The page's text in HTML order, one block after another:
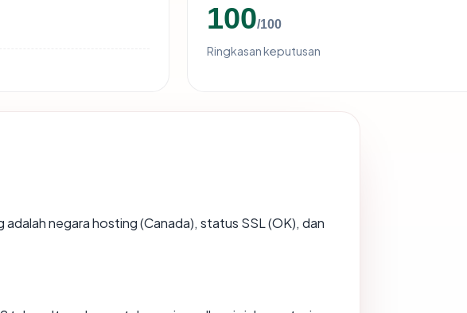
100/100
Ringkasan keputusan
negara hosting (Canada), status SSL (OK), dan